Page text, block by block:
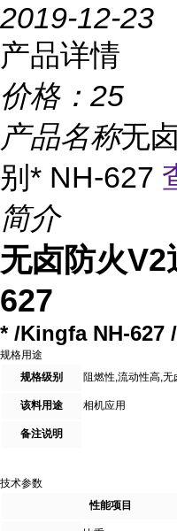
2019-12-23
产品详情
价格： 25
产品名称无
别* NH-627
简介
无卤防火
627
* /Kingfa NH-627
规格用途
规格级别
阻燃性,流动性高,无
该料用途 相机应用
备注说明
技术参数
性能项目